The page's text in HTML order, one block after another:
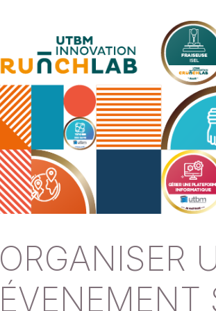
ORGANISER
ÉVENEMENT